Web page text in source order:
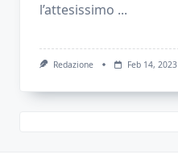
l’attesissimo ...
Redazione Feb 14, 2023